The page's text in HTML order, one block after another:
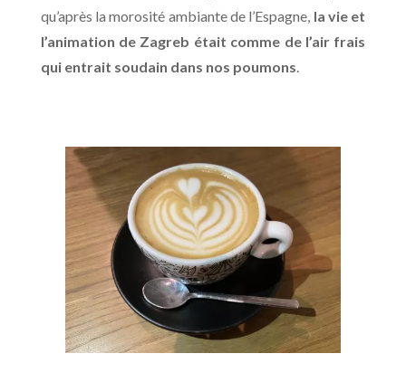
qu’après la morosité ambiante de l’Espagne, la vie et
l’animation de Zagreb était comme de l’air frais
qui entrait soudain dans nos poumons.